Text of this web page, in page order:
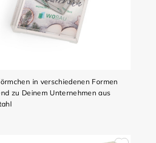
in verschiedenen Formen
zu Deinem Unternehmen aus